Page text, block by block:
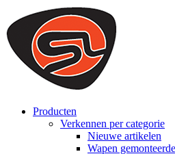
We use cookies to ensure that we
on our website. By continuing to
that cookies are used to help us
to offer you a better experience. To
you can disable cookies, you can
Producten
Verkennen per categorie
Nieuwe artikelen
Wapen